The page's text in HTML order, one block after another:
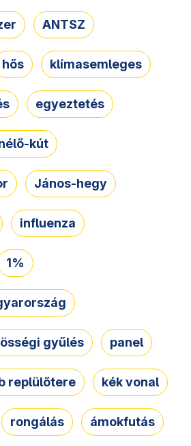
ANTSZ
hős klímasemleges
egyeztetés
kút
János-hegy
influenza
1%
gyűlés panel
replülőtere kék vonal
rongálás ámokfutás